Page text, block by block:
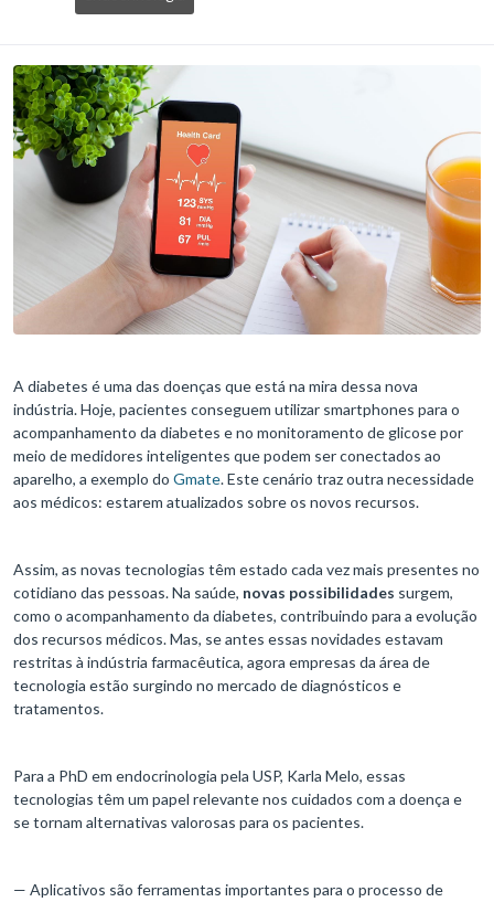
A diabetes é uma das doenças que está na mira dessa nova
indústria. Hoje, pacientes conseguem utilizar smartphones para o
acompanhamento da diabetes e no monitoramento de glicose por
meio de medidores inteligentes que podem ser conectados ao
aparelho, a exemplo do Gmate. Este cenário traz outra necessidade
aos médicos: estarem atualizados sobre os novos recursos.
Assim, as novas tecnologias têm estado cada vez mais presentes no
cotidiano das pessoas. Na saúde, novas possibilidades surgem,
como o acompanhamento da diabetes, contribuindo para a evolução
dos recursos médicos. Mas, se antes essas novidades estavam
restritas à indústria farmacêutica, agora empresas da área de
tecnologia estão surgindo no mercado de diagnósticos e
tratamentos.
Para a PhD em endocrinologia pela USP, Karla Melo, essas
tecnologias têm um papel relevante nos cuidados com a doença e
se tornam alternativas valorosas para os pacientes.
— Aplicativos são ferramentas importantes para o processo de